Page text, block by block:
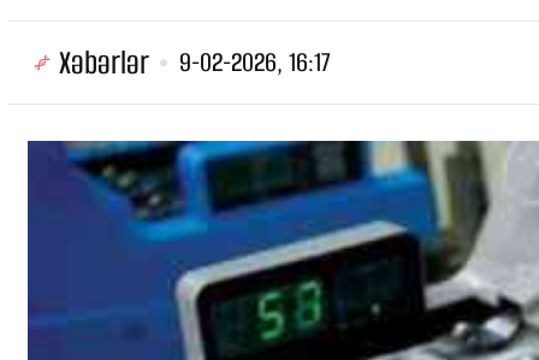
Xəbərlər 9-02-2026, 16:17